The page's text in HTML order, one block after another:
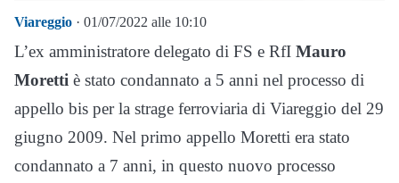
Viareggio · 01/07/2022 alle 10:10
L’ex amministratore delegato di FS e RfI Mauro
Moretti è stato condannato a 5 anni nel processo di
appello bis per la strage ferroviaria di Viareggio del 29
giugno 2009. Nel primo appello Moretti era stato
condannato a 7 anni, in questo nuovo processo